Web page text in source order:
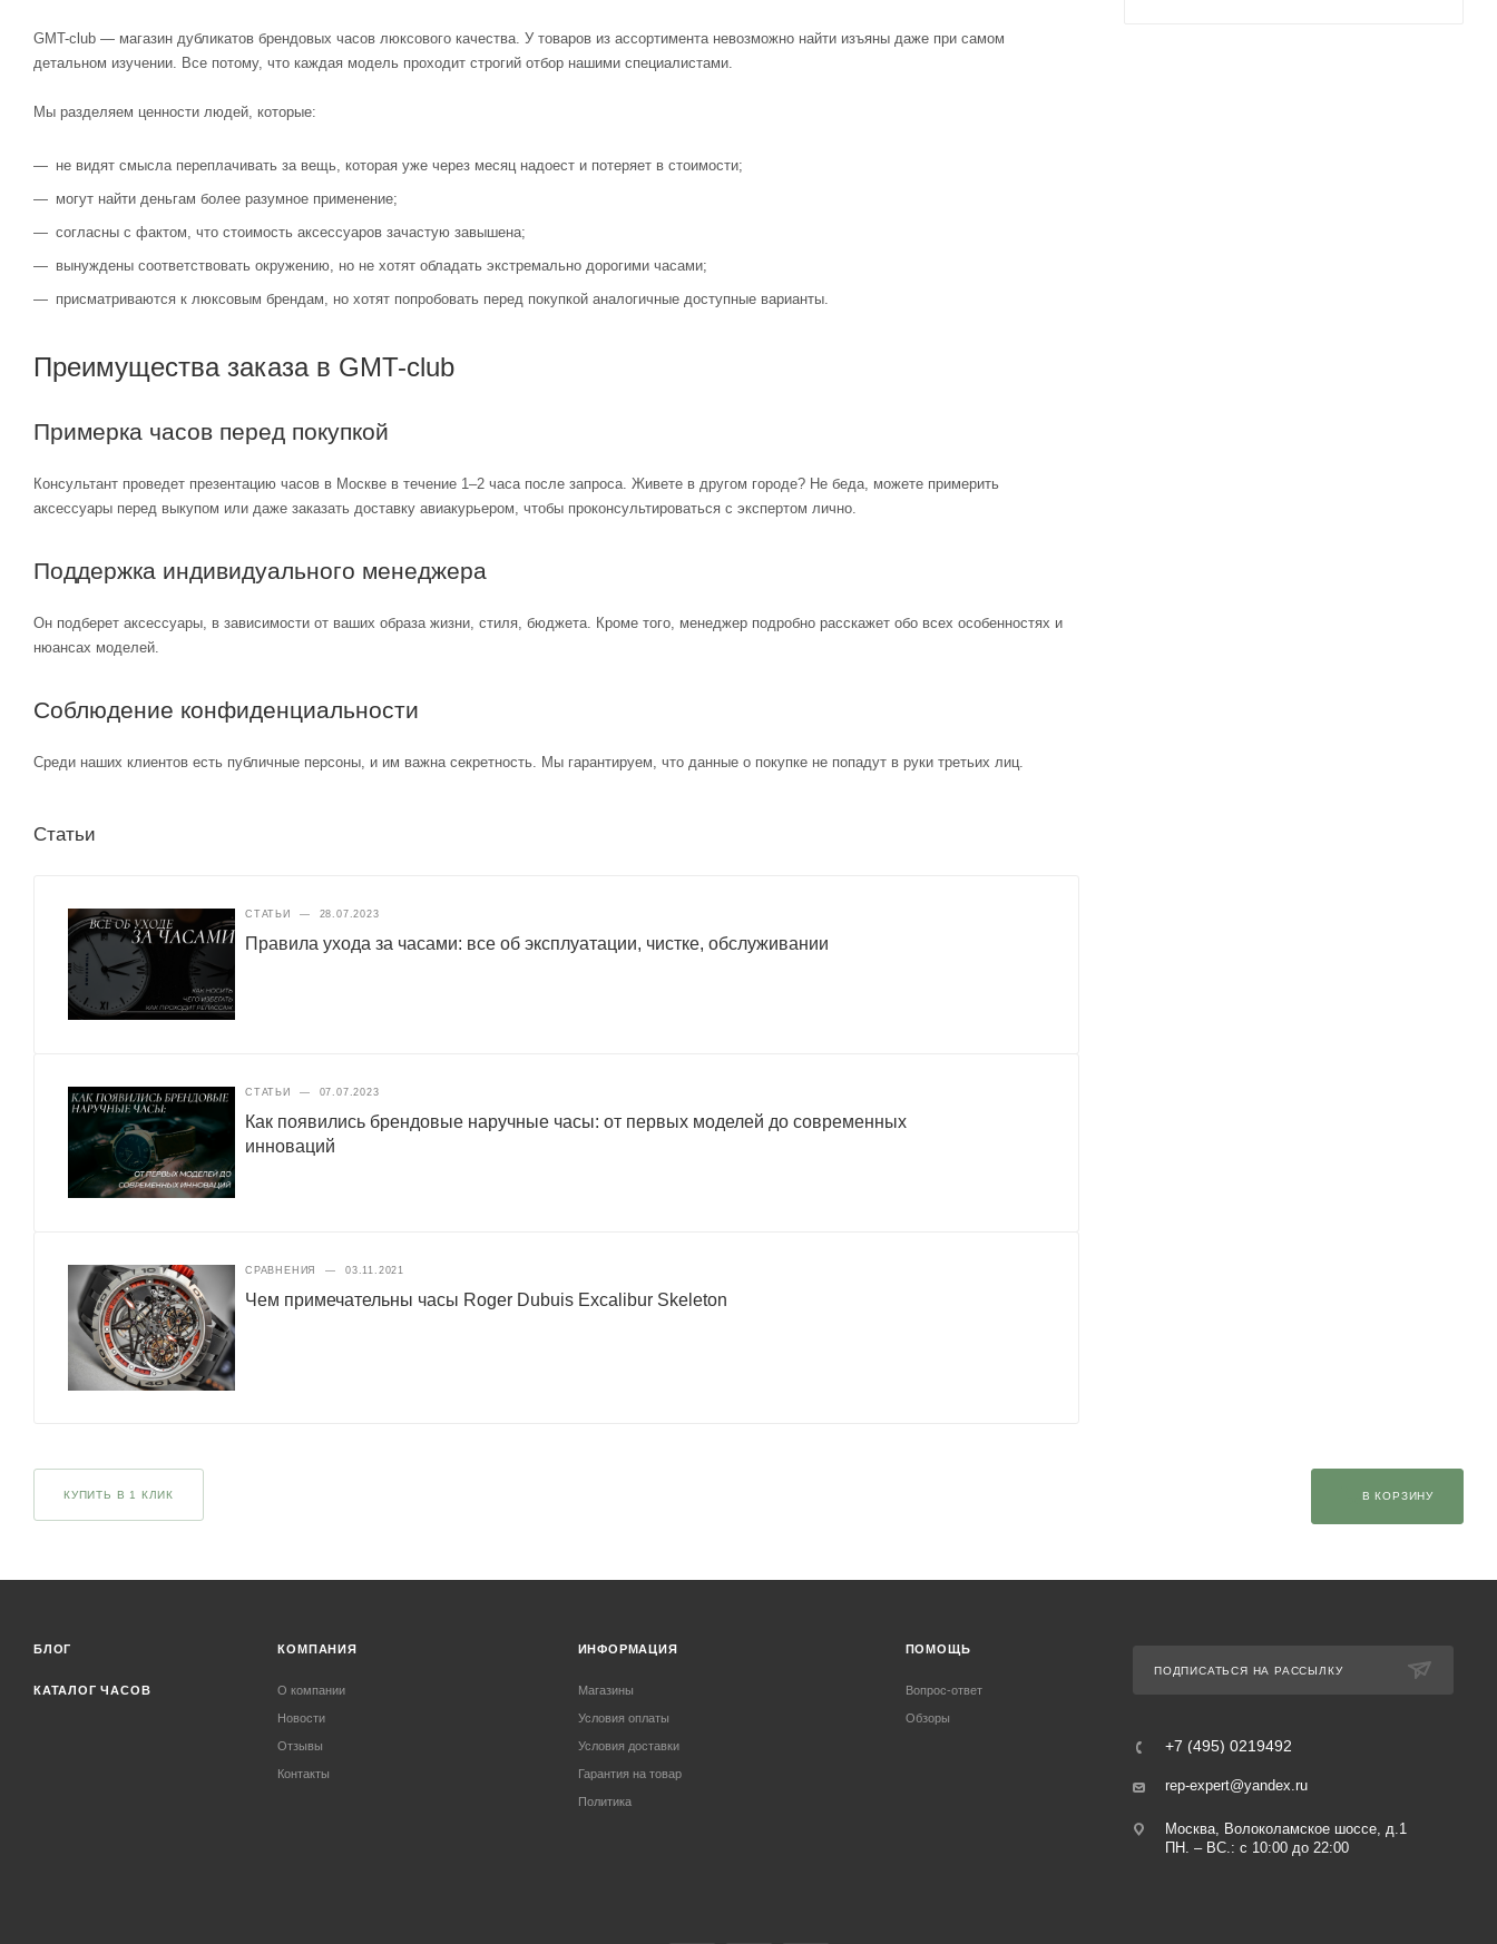
GMT-club — магазин дубликатов брендовых часов люксового качества. У товаров из ассортимента невозможно найти изъяны даже при самом
детальном изучении. Все потому, что каждая модель проходит строгий отбор нашими специалистами.
Мы разделяем ценности людей, которые:
не видят смысла переплачивать за вещь, которая уже через месяц надоест и потеряет в стоимости;
могут найти деньгам более разумное применение;
согласны с фактом, что стоимость аксессуаров зачастую завышена;
вынуждены соответствовать окружению, но не хотят обладать экстремально дорогими часами;
присматриваются к люксовым брендам, но хотят попробовать перед покупкой аналогичные доступные варианты.
Преимущества заказа в GMT-club
Примерка часов перед покупкой
Консультант проведет презентацию часов в Москве в течение 1–2 часа после запроса. Живете в другом городе? Не беда, можете примерить
аксессуары перед выкупом или даже заказать доставку авиакурьером, чтобы проконсультироваться с экспертом лично.
Поддержка индивидуального менеджера
Он подберет аксессуары, в зависимости от ваших образа жизни, стиля, бюджета. Кроме того, менеджер подробно расскажет обо всех особенностях и
нюансах моделей.
Соблюдение конфиденциальности
Среди наших клиентов есть публичные персоны, и им важна секретность. Мы гарантируем, что данные о покупке не попадут в руки третьих лиц.
Статьи
СТАТЬИ — 28.07.2023
Правила ухода за часами: все об эксплуатации, чистке, обслуживании
СТАТЬИ — 07.07.2023
Как появились брендовые наручные часы: от первых моделей до современных
инноваций
СРАВНЕНИЯ — 03.11.2021
Чем примечательны часы Roger Dubuis Excalibur Skeleton
КУПИТЬ В 1 КЛИК В КОРЗИНУ
БЛОГ
КАТАЛОГ ЧАСОВ
КОМПАНИЯ
О компании
Новости
Отзывы
Контакты
ИНФОРМАЦИЯ
Магазины
Условия оплаты
Условия доставки
Гарантия на товар
Политика
ПОМОЩЬ
Вопрос-ответ
Обзоры
ПОДПИСАТЬСЯ НА РАССЫЛКУ
+7 (495) 0219492
rep-expert@yandex.ru
Москва, Волоколамское шоссе, д.1
ПН. – ВС.: с 10:00 до 22:00